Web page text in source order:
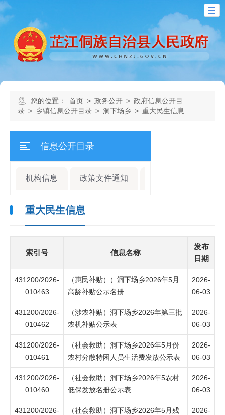
您的位置： 首页 > 政务公开 > 政府信息公开目
录 > 乡镇信息公开目录 > 洞下场乡 > 重大民生信息
信息公开目录
机构信息 政策文件通知
重大民生信息
索引号 信息名称
发布
日期
431200/2026-
010463
（惠民补贴））洞下场乡2026年5月
高龄补贴公示名册
2026-
06-03
431200/2026-
010462
（涉农补贴）洞下场乡2026年第三批
农机补贴公示表
2026-
06-03
431200/2026-
010461
（社会救助）洞下场乡2026年5月份
农村分散特困人员生活费发放公示表
2026-
06-03
431200/2026-
010460
（社会救助）洞下场乡2026年5农村
低保发放名册公示表
2026-
06-03
431200/2026-
（社会救助）洞下场乡2026年5月残
2026-